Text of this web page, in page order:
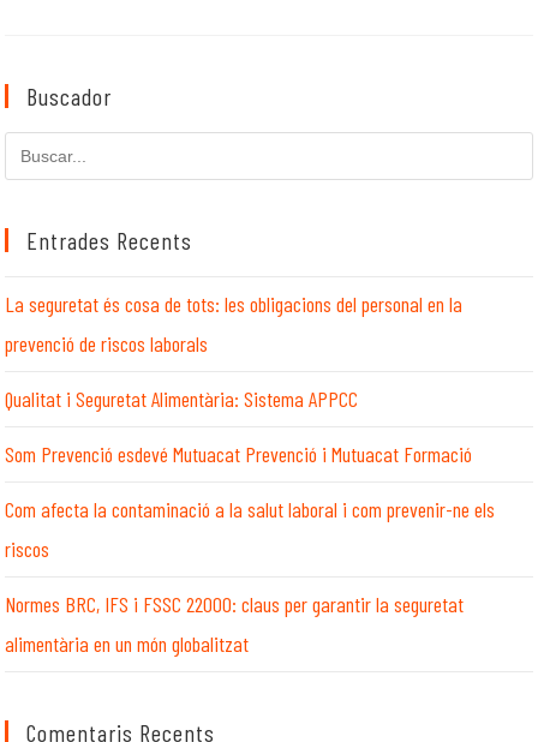
Buscador
en
llocEntrades Recents
La seguretat és cosa de tots: les obligacions del personal en la
prevenció de riscos laborals
Qualitat i Seguretat Alimentària: Sistema APPCC
Som Prevenció esdevé Mutuacat Prevenció i Mutuacat Formació
Com afecta la contaminació a la salut laboral i com prevenir-ne els
riscos
Normes BRC, IFS i FSSC 22000: claus per garantir la seguretat
alimentària en un món globalitzat
Comentaris Recents